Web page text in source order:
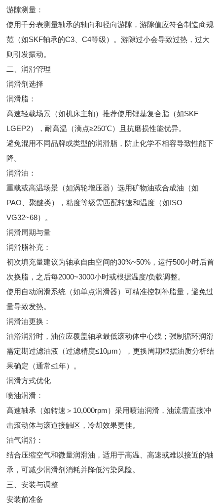
游隙测量：
使用千分表测量轴承的轴向和径向游隙，游隙值应符合制造商规
范（如SKF轴承的C3、C4等级）。游隙过小会导致过热，过大
则引发振动。
二、润滑管理
润滑剂选择
润滑脂：
高速轻载场景（如机床主轴）推荐使用锂基复合脂（如SKF
LGEP2），耐高温（滴点≥250℃）且抗磨损性能优异。
避免混用不同品牌或类型的润滑脂，防止化学不相容导致性能下
降。
润滑油：
重载或高温场景（如涡轮增压器）选用矿物油或合成油（如
PAO、聚醚类），粘度等级需匹配转速和温度（如ISO
VG32~68）。
润滑周期与量
润滑脂补充：
初次填充量建议为轴承自由空间的30%~50%，运行500小时后首
次换脂，之后每2000~3000小时或根据温度/负载调整。
使用自动润滑系统（如单点润滑器）可精准控制补脂量，避免过
量导致发热。
润滑油更换：
油浴润滑时，油位应覆盖轴承最低滚动体中心线；强制循环润滑
需定期过滤油液（过滤精度≤10μm），更换周期根据油质分析结
果确定（通常≤1年）。
润滑方式优化
喷油润滑：
高速轴承（如转速＞10,000rpm）采用喷油润滑，油流需直接冲
击滚动体与滚道接触区，冷却效果更佳。
油气润滑：
结合压缩空气和微量润滑油，适用于高温、高速或难以接近的轴
承，可减少润滑剂消耗并降低污染风险。
三、安装与调整
安装前准备